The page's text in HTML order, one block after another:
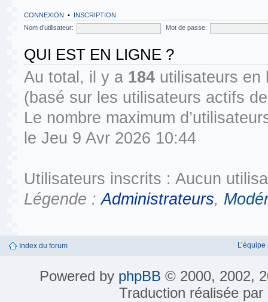
CONNEXION • INSCRIPTION
Nom d’utilisateur:
Mot de passe:
QUI EST EN LIGNE ?
Au total, il y a 184 utilisateurs en
(basé sur les utilisateurs actifs
Le nombre maximum
le Jeu 9 Avr 2026 10:44
Utilisateurs inscrits : Aucun
Légende :Administrateurs,
Index du forum L’équipe
Powered by phpBB © 2000, 2002,
Traduction réalisée par